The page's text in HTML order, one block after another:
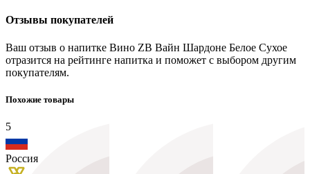
Отзывы покупателей
Ваш отзыв о напитке Вино ZB Вайн Шардоне Белое Сухое
отразится на рейтинге напитка и поможет с выбором другим
покупателям.
Похожие товары
5
Россия